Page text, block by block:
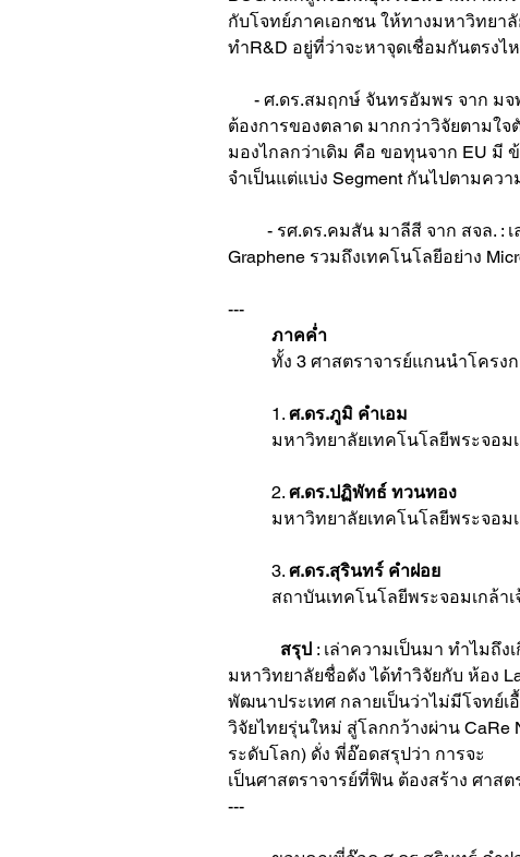
กับโจทย์ภาคเอกชน ให้ทางมหาวิทยา
ทำR&D อยู่ที่ว่าจะหาจุดเชื่อมกันตรงไ
- ศ.ดร.สมฤกษ์ จันทรอัมพร จาก มจ
ต้องการของตลาด มากกว่าวิจัยตามใจ
มองไกลกว่าเดิม คือ ขอทุนจาก EU มี
จำเป็นแต่แบ่ง Segment กันไปตามคว
- รศ.ดร.คมสัน มาลีสี จาก สจล. : เล่
Graphene รวมถึงเทคโนโลยีอย่าง
---
	ภาคค่ำ
ทั้ง 3 ศาสตราจารย์แกนนำโครง
1. ศ.ดร.ภูมิ คำเอม
มหาวิทยาลัยเทคโนโลยีพระจอม
2. ศ.ดร.ปฏิพัทธ์ ทวนทอง
มหาวิทยาลัยเทคโนโลยีพระจอม
	3.
ศ.ดร.สุรินทร์ คำฝอย
สถาบันเทคโนโลยีพระจอมเกล้า
สรุป : เล่าความเป็นมา ทำไมถึ
มหาวิทยาลัยชื่อดัง ได้ทำวิจัยกับ ห้อง
พัฒนาประเทศ กลายเป็นว่าไม่มีโจทย์เ
วิจัยไทยรุ่นใหม่ สู่โลกกว้างผ่าน
ระดับโลก) ดั่ง พี่อ๊อดสรุปว่า การจะ
เป็นศาสตราจารย์ที่ฟิน ต้องสร้าง ศาสต
---